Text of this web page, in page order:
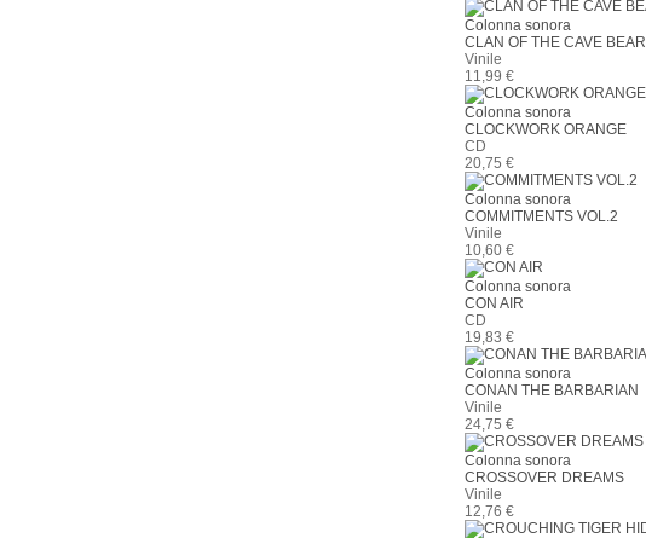
Colonna sonora
CLAN OF THE CAVE BEAR
Vinile
11,99 €
Colonna sonora
CLOCKWORK ORANGE
CD
20,75 €
Colonna sonora
COMMITMENTS VOL.2
Vinile
10,60 €
Colonna sonora
CON AIR
CD
19,83 €
Colonna sonora
CONAN THE BARBARIAN
Vinile
24,75 €
Colonna sonora
CROSSOVER DREAMS
Vinile
12,76 €